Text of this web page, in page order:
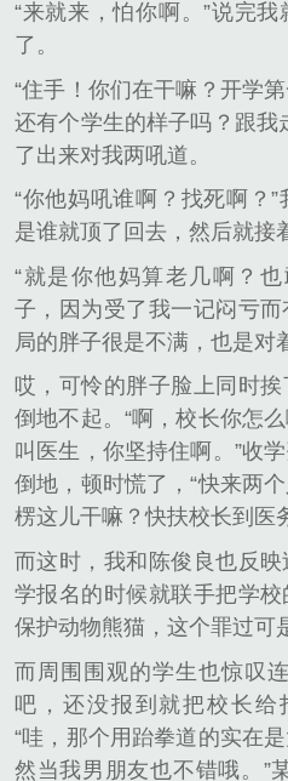
“来就来，怕你啊。”说完
了。
“住手！你们在干嘛？开学
还有个学生的样子吗？跟我
了出来对我两吼道。
“你他妈吼谁啊？找死啊？
是谁就顶了回去，然后就接
“就是你他妈算老几啊？
子，因为受了我一记闷亏
局的胖子很是不满，也是对
哎，可怜的胖子脸上同时
倒地不起。“啊，校长你怎
叫医生，你坚持住啊。”收
倒地，顿时慌了，“快来两
楞这儿干嘛？快扶校长到医
而这时，我和陈俊良也反
学报名的时候就联手把学
保护动物熊猫，这个罪过可
而周围围观的学生也惊叹
吧，还没报到就把校长给
“哇，那个用跆拳道的实在
然当我男朋友也不错哦。”